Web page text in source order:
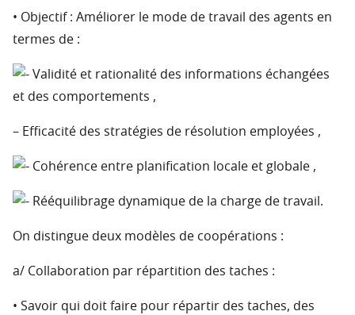
• Objectif : Améliorer le mode de travail des agents en
termes de :
Validité et rationalité des informations échangées
et des comportements ,
– Efficacité des stratégies de résolution employées ,
Cohérence entre planification locale et globale ,
Rééquilibrage dynamique de la charge de travail.
On distingue deux modèles de coopérations :
a/ Collaboration par répartition des taches :
• Savoir qui doit faire pour répartir des taches, des